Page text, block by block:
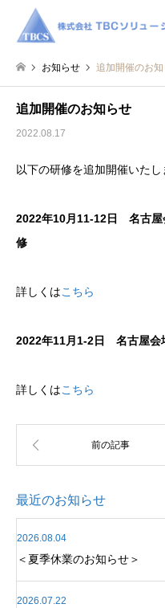
お知らせ 追加開催のお
追加開催のお知らせ
2022.08.17
以下の研修を追加開催いたし
2022年10月11-12日 名古
修
詳しくはこちら
2022年11月1-2日 名古屋会
詳しくはこちら
最近のお知らせ
2026.08.04
＜夏季休業のお知らせ＞
2026.07.22